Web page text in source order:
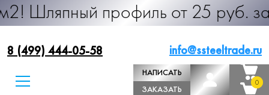
профиль от 25 руб. за м.п.
8 (499) 444-05-58 info@ssteeltrade.ru
НАПИСАТЬ
ДИРЕКТОРУ
ЗАКАЗАТЬ
0
0